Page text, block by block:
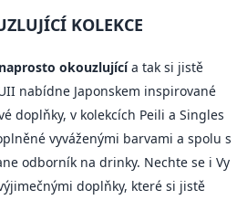
KOLEKCE
okouzlujícía tak si jistě
nabídne Japonskem inspirované
doplňky, v kolekcích Peili a Singles
vyváženými barvami a spolu s
odborník na drinky. Nechte se i Vy
doplňky, které si jistě